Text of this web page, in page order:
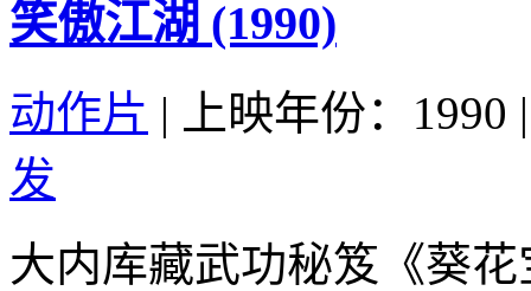
笑傲江湖 (1990)
动作片 | 上映年份：1990 |
发
大内库藏武功秘笈《葵